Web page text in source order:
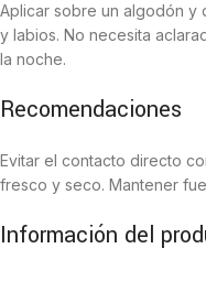
Aplicar sobre un algodón y
y labios. No necesita
la noche.
Recomendaciones
Evitar el contacto directo
fresco y seco. Mantener
Información del